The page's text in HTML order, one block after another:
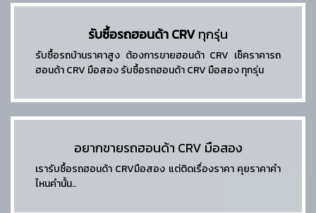
รับซื้อรถฮอนด้า CRVทุกรุ่น
รับซื้อรถบ้านราคาสูง ต้องการขายฮอนด้า CRV เช็คราคารถ
ฮอนด้า CRV มือสอง รับซื้อรถฮอนด้า CRV มือสอง ทุกรุ่น
อยากขายรถฮอนด้า CRV มือสอง
เรารับซื้อรถฮอนด้า CRVมือสอง แต่ติดเรื่องราคา คุยราคาคำ
ไหนคำนั้น..